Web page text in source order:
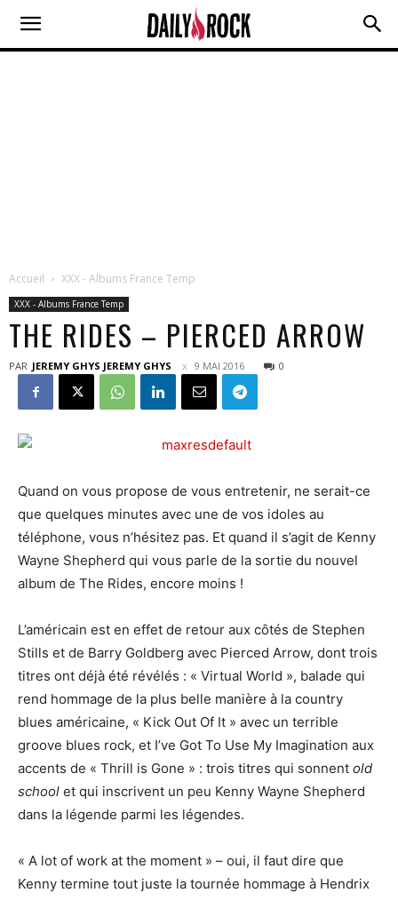
Accueil XXX - Albums France Temp
XXX - Albums France Temp
THE RIDES – PIERCED ARROW
PAR JEREMY GHYS JEREMY GHYS 9 MAI 2016 0
Quand on vous propose de vous entretenir, ne serait-ce
que quelques minutes avec une de vos idoles au
téléphone, vous n’hésitez pas. Et quand il s’agit de Kenny
Wayne Shepherd qui vous parle de la sortie du nouvel
album de The Rides, encore moins !
L’américain est en effet de retour aux côtés de Stephen
Stills et de Barry Goldberg avec Pierced Arrow, dont trois
titres ont déjà été révélés : « Virtual World », balade qui
rend hommage de la plus belle manière à la country
blues américaine, « Kick Out Of It » avec un terrible
groove blues rock, et I’ve Got To Use My Imagination aux
accents de « Thrill is Gone » : trois titres qui sonnent old
school et qui inscrivent un peu Kenny Wayne Shepherd
dans la légende parmi les légendes.
« A lot of work at the moment » – oui, il faut dire que
Kenny termine tout juste la tournée hommage à Hendrix